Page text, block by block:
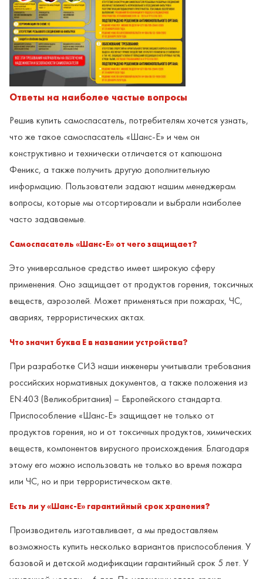
Ответы на наиболее частые вопросы
Решив купить самоспасатель, потребителям хочется узнать,
что же такое самоспасатель «Шанс-Е» и чем он
конструктивно и технически отличается от капюшона
Феникс, а также получить другую дополнительную
информацию. Пользователи задают нашим менеджерам
вопросы, которые мы отсортировали и выбрали наиболее
часто задаваемые.
Самоспасатель «Шанс-Е» от чего защищает?
Это универсальное средство имеет широкую сферу
применения. Оно защищает от продуктов горения, токсичных
веществ, аэрозолей. Может применяться при пожарах, ЧС,
авариях, террористических актах.
Что значит буква Е в названии устройства?
При разработке СИЗ наши инженеры учитывали требования
российских нормативных документов, а также положения из
ЕN:403 (Великобритания) – Европейского стандарта.
Приспособление «Шанс-Е» защищает не только от
продуктов горения, но и от токсичных продуктов, химических
веществ, компонентов вирусного происхождения. Благодаря
этому его можно использовать не только во время пожара
или ЧС, но и при террористическом акте.
Есть ли у «Шанс-Е» гарантийный срок хранения?
Производитель изготавливает, а мы предоставляем
возможность купить несколько вариантов приспособления. У
базовой и детской модификации гарантийный срок 5 лет. У